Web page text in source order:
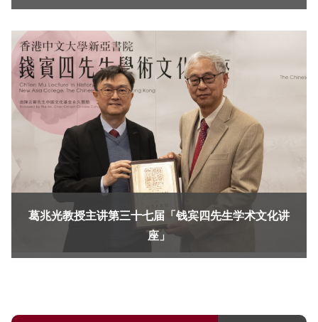
葛兆光教授主讲第三十七届「钱宾四先生学术文化讲
座」